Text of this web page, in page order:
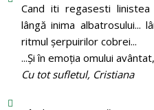
Cand iti regasesti
lângă inima albatrosului...
ritmul şerpuirilor cobrei...
...Şi în emoţia omului
Cu tot sufletul, Cristiana